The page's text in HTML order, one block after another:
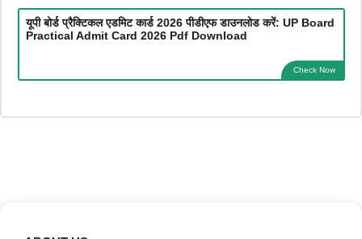
यूपी बोर्ड प्रैक्टिकल एडमिट कार्ड 2026 पीडीएफ डाउनलोड करें: UP Board
Practical Admit Card 2026 Pdf Download
Check Now